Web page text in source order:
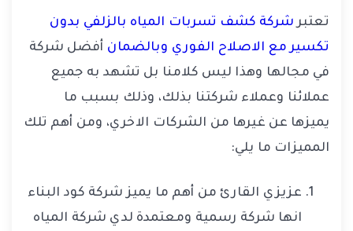
تعتبرشركة كشف تسربات المياه بالزلفي بدون
تكسير مع الاصلاح الفوري وبالضمان أفضل شركة
في مجالها وهذا ليس كلامنا بل تشهد به جميع
عملائنا وعملاء شركتنا بذلك، وذلك بسبب ما
يميزها عن غيرها من الشركات الاخري، ومن أهم تلك
المميزات ما يلي:
عزيزي القارئ من أهم ما يميز شركة كود البناء
انها شركة رسمية ومعتمدة لدي شركة المياه